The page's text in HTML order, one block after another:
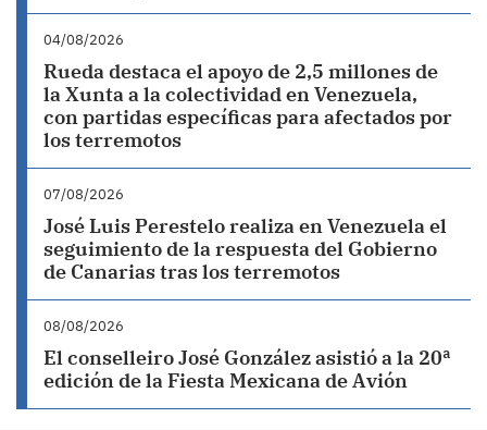
04/08/2026
Rueda destaca el apoyo de 2,5 millones de
la Xunta a la colectividad en Venezuela,
con partidas específicas para afectados por
los terremotos
07/08/2026
José Luis Perestelo realiza en Venezuela el
seguimiento de la respuesta del Gobierno
de Canarias tras los terremotos
08/08/2026
El conselleiro José González asistió a la 20ª
edición de la Fiesta Mexicana de Avión